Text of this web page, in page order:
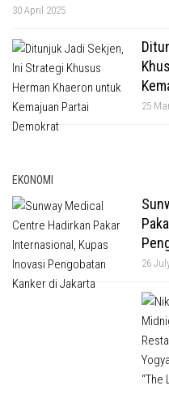
30 April 2025
25
EKONOMI
26